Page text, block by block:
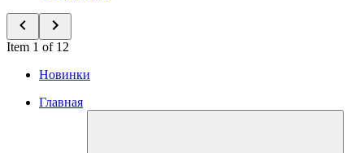
Item 1 of 12
Новинки
Главная